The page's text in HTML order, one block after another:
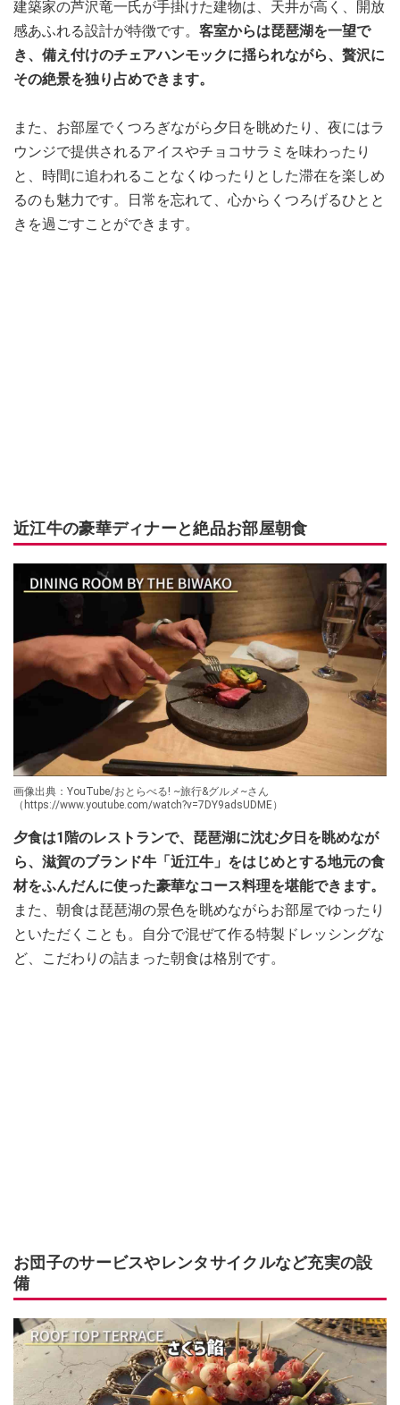
建築家の芦沢竜一氏が手掛けた建物は、天井が高く、開放
感あふれる設計が特徴です。 客室からは琵琶湖を一望で
き、備え付けのチェアハンモックに揺られながら、贅沢に
その絶景を独り占めできます。
また、お部屋でくつろぎながら夕日を眺めたり、夜にはラ
ウンジで提供されるアイスやチョコサラミを味わったり
と、時間に追われることなくゆったりとした滞在を楽しめ
るのも魅力です。日常を忘れて、心からくつろげるひとと
きを過ごすことができます。
近江牛の豪華ディナーと絶品お部屋朝食
画像出典：YouTube/おとらべる! ~旅行&グルメ~さん
（https://www.youtube.com/watch?v=7DY9adsUDME）
夕食は1階のレストランで、琵琶湖に沈む夕日を眺めなが
ら、滋賀のブランド牛「近江牛」をはじめとする地元の食
材をふんだんに使った豪華なコース料理を堪能できます。
また、朝食は琵琶湖の景色を眺めながらお部屋でゆったり
といただくことも。自分で混ぜて作る特製ドレッシングな
ど、こだわりの詰まった朝食は格別です。
お団子のサービスやレンタサイクルなど充実の設
備